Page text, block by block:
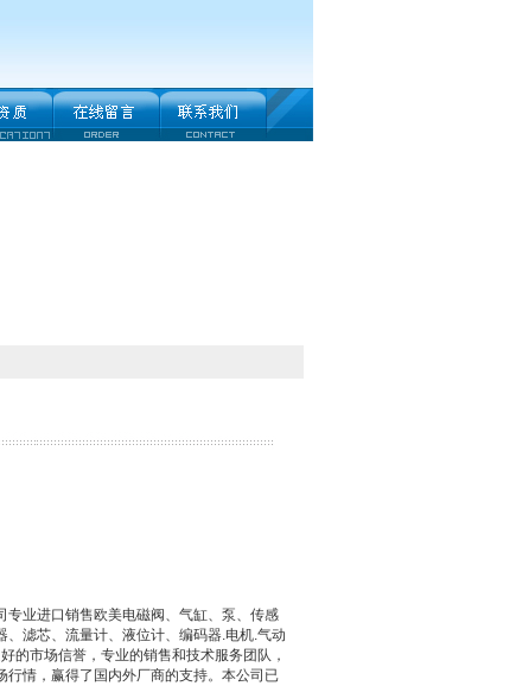
专业进口销售欧美电磁阀、气缸、泵、传感
滤芯、流量计、液位计、编码器.电机.气动
的市场信誉，专业的销售和技术服务团队，
行情，赢得了国内外厂商的支持。本公司已